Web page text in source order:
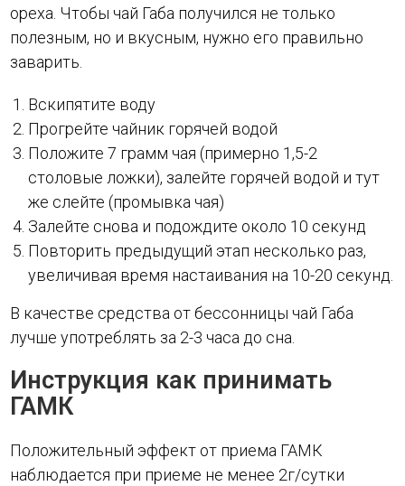
ореха. Чтобы чай Габа получился не только
полезным, но и вкусным, нужно его правильно
заварить.
Вскипятите воду
Прогрейте чайник горячей водой
Положите 7 грамм чая (примерно 1,5-2
столовые ложки), залейте горячей водой и тут
же слейте (промывка чая)
Залейте снова и подождите около 10 секунд
Повторить предыдущий этап несколько раз,
увеличивая время настаивания на 10-20 секунд.
В качестве средства от бессонницы чай Габа
лучше употреблять за 2-3 часа до сна.
Инструкция как принимать
ГАМК
Положительный эффект от приема ГАМК
наблюдается при приеме не менее 2г/сутки